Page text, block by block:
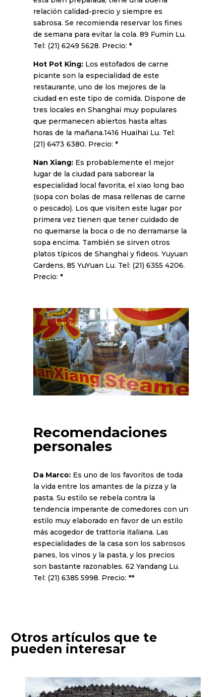
relación calidad-precio y siempre es
sabrosa. Se recomienda reservar los fines
de semana para evitar la cola. 89 Fumin Lu.
Tel: (21) 6249 5628. Precio: *
Hot Pot King: Los estofados de carne
picante son la especialidad de este
restaurante, uno de los mejores de la
ciudad en este tipo de comida. Dispone de
tres locales en Shanghai muy populares
que permanecen abiertos hasta altas
horas de la mañana.1416 Huaihai Lu. Tel:
(21) 6473 6380. Precio: *
Nan Xiang: Es probablemente el mejor
lugar de la ciudad para saborear la
especialidad local favorita, el xiao long bao
(sopa con bolas de masa rellenas de carne
o pescado). Los que visiten este lugar por
primera vez tienen que tener cuidado de
no quemarse la boca o de no derramarse la
sopa encima. También se sirven otros
platos típicos de Shanghai y fideos. Yuyuan
Gardens, 85 YuYuan Lu. Tel: (21) 6355 4206.
Precio: *
Recomendaciones
personales
Da Marco: Es uno de los favoritos de toda
la vida entre los amantes de la pizza y la
pasta. Su estilo se rebela contra la
tendencia imperante de comedores con un
estilo muy elaborado en favor de un estilo
más acogedor de trattoria italiana. Las
especialidades de la casa son los sabrosos
panes, los vinos y la pasta, y los precios
son bastante razonables. 62 Yandang Lu.
Tel: (21) 6385 5998. Precio: **
Otros artículos que te
pueden interesar